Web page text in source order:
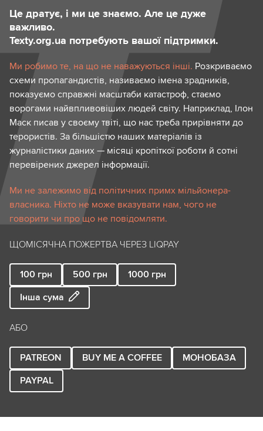
Це дратує, і ми це знаємо. Але це дуже
важливо.
Texty.org.ua потребують вашої підтримки.
Ми робимо те, на що не наважуються інші. Розкриваємо
схеми пропагандистів, називаємо імена зрадників,
показуємо справжні масштаби катастроф, стаємо
ворогами найвпливовіших людей світу. Наприклад, Ілон
Маск писав у своєму твіті, що нас треба прирівняти до
терористів. За більшістю наших матеріалів із
журналістики даних — місяці кропіткої роботи й сотні
перевірених джерел інформації.
Ми не залежимо від політичних примх мільйонера-
власника. Ніхто не може вказувати нам, чого не
говорити чи про що не повідомляти.
ЩОМІСЯЧНА ПОЖЕРТВА ЧЕРЕЗ LIQPAY
100 грн 500 грн 1000 грн
Інша сума
АБО
PATREON BUY ME A COFFEE
МОНОБАЗА
PAYPAL